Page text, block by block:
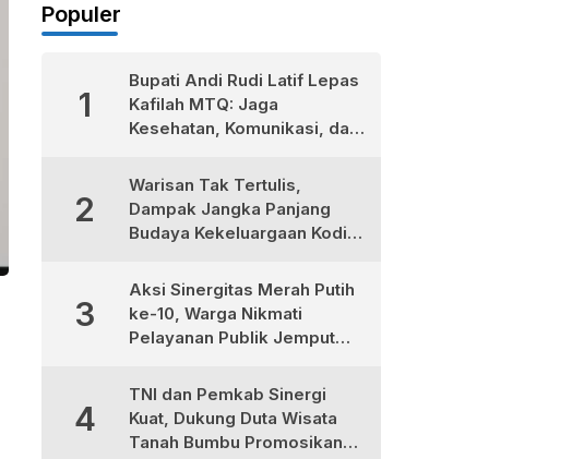
Populer
1
Bupati Andi Rudi Latif Lepas
Kafilah MTQ: Jaga
Kesehatan, Komunikasi, dan
Dunia Akhirat
2
Warisan Tak Tertulis,
Dampak Jangka Panjang
Budaya Kekeluargaan Kodim
3
Aksi Sinergitas Merah Putih
ke-10, Warga Nikmati
Pelayanan Publik Jemput
4
TNI dan Pemkab Sinergi
Kuat, Dukung Duta Wisata
Tanah Bumbu Promosikan